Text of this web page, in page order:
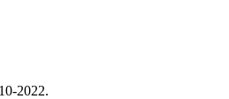
2022.